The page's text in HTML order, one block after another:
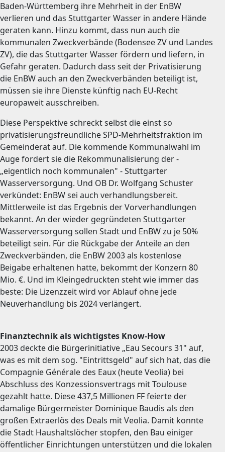
Baden-Württemberg ihre Mehrheit in der EnBW
verlieren und das Stuttgarter Wasser in andere Hände
geraten kann. Hinzu kommt, dass nun auch die
kommunalen Zweckverbände (Bodensee ZV und Landes
ZV), die das Stuttgarter Wasser fördern und liefern, in
Gefahr geraten. Dadurch dass seit der Privatisierung
die EnBW auch an den Zweckverbänden beteiligt ist,
müssen sie ihre Dienste künftig nach EU-Recht
europaweit ausschreiben.
Diese Perspektive schreckt selbst die einst so
privatisierungsfreundliche SPD-Mehrheitsfraktion im
Gemeinderat auf. Die kommende Kommunalwahl im
Auge fordert sie die Rekommunalisierung der -
„eigentlich noch kommunalen" - Stuttgarter
Wasserversorgung. Und OB Dr. Wolfgang Schuster
verkündet: EnBW sei auch verhandlungsbereit.
Mittlerweile ist das Ergebnis der Vorverhandlungen
bekannt. An der wieder gegründeten Stuttgarter
Wasserversorgung sollen Stadt und EnBW zu je 50%
beteiligt sein. Für die Rückgabe der Anteile an den
Zweckverbänden, die EnBW 2003 als kostenlose
Beigabe erhaltenen hatte, bekommt der Konzern 80
Mio. €. Und im Kleingedruckten steht wie immer das
beste: Die Lizenzzeit wird vor Ablauf ohne jede
Neuverhandlung bis 2024 verlängert.
Finanztechnik als wichtigstes Know-How
2003 deckte die Bürgerinitiative „Eau Secours 31" auf,
was es mit dem sog. "Eintrittsgeld" auf sich hat, das die
Compagnie Générale des Eaux (heute Veolia) bei
Abschluss des Konzessionsvertrags mit Toulouse
gezahlt hatte. Diese 437,5 Millionen FF feierte der
damalige Bürgermeister Dominique Baudis als den
großen Extraerlös des Deals mit Veolia. Damit konnte
die Stadt Haushaltslöcher stopfen, den Bau einiger
öffentlicher Einrichtungen unterstützen und die lokalen